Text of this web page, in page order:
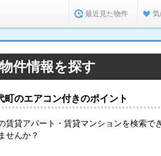
最近見た物件 気
件情報を探す
町のエアコン付きのポイント
賃貸アパート・賃貸マンションを検索で
せんか？